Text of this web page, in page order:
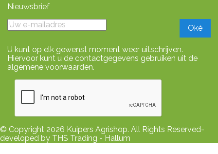
Nieuwsbrief
U kunt op elk gewenst moment weer uitschrijven.
Hiervoor kunt u de contactgegevens gebruiken uit de
algemene voorwaarden.
© Copyright 2026 Kuipers Agrishop. All Rights Reserved-
developed by THS Trading - Hallum